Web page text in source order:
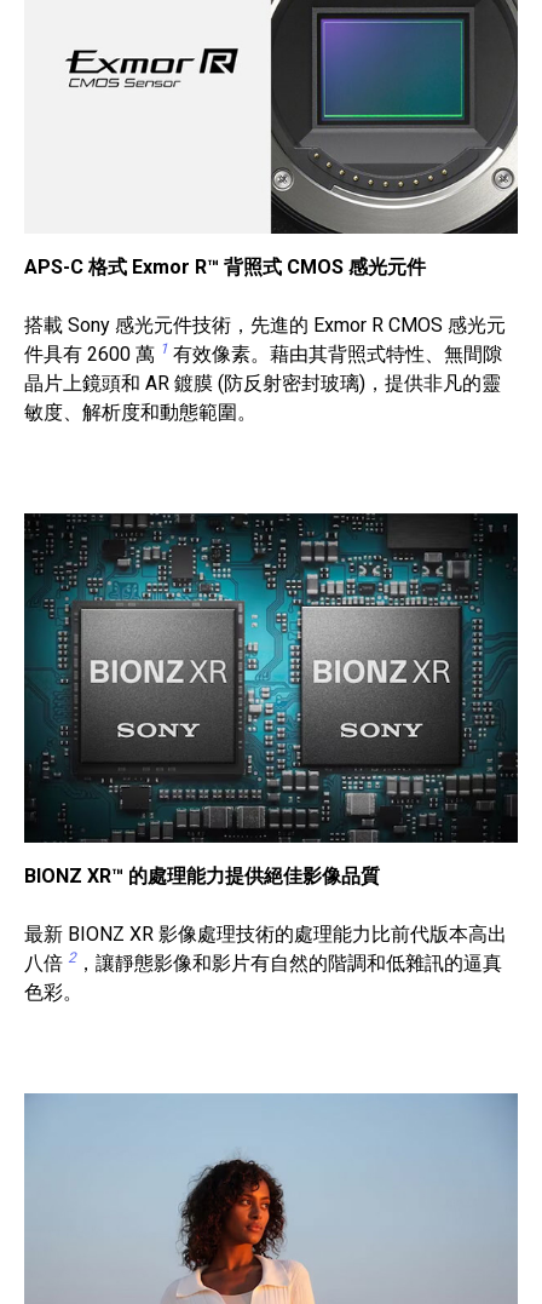
APS-C 格式 Exmor R™ 背照式 CMOS 感光元件
搭載 Sony 感光元件技術，先進的 Exmor R CMOS 感光元
件具有 2600 萬 1 有效像素。藉由其背照式特性、無間隙
晶片上鏡頭和 AR 鍍膜 (防反射密封玻璃)，提供非凡的靈
敏度、解析度和動態範圍。
BIONZ XR™ 的處理能力提供絕佳影像品質
最新 BIONZ XR 影像處理技術的處理能力比前代版本高出
八倍 2，讓靜態影像和影片有自然的階調和低雜訊的逼真
色彩。